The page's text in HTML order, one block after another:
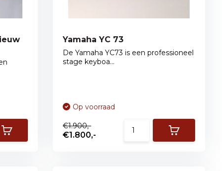
Yamaha YC 73
De Yamaha YC73 is een professioneel
stage keyboa...
Op voorraad
€1.900,-
€1.800,-